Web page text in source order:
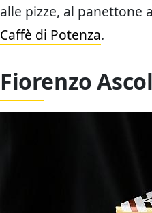
alle pizze, al panettone
Caffè di Potenza.
Fiorenzo